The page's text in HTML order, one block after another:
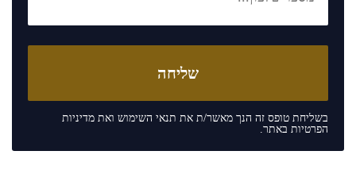
בשליחת טופס זה הנך מאשר/ת את תנאי השימוש ואת מדיניות
הפרטיות באתר.